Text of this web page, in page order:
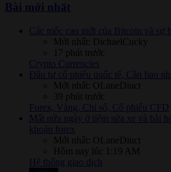
Bài mới nhất
Các mốc cao mới của Bitcoin và sự
Mới nhất: DichaelCucky
17 phút trước
Crypto Currencies
Đầu tư cổ phiếu quốc tế, Cần bao
Mới nhất: OLaneDiuct
39 phút trước
Forex, Vàng, Chỉ số, Cổ phiếu CFD
Mất nửa ngày ở tiệm sửa xe và bài
khoản forex
Mới nhất: OLaneDiuct
Hôm nay lúc 1:19 AM
Hệ thống giao dịch